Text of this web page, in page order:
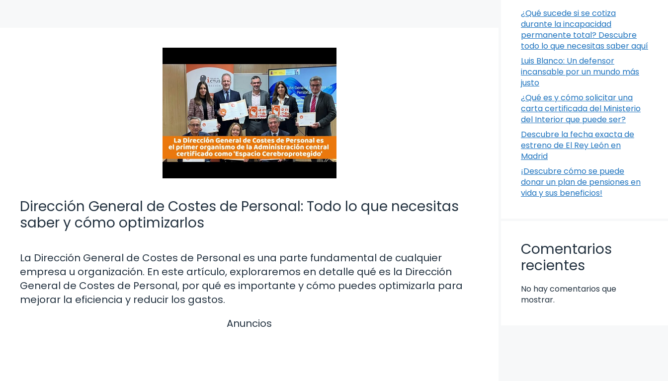
Dirección General de Costes de Personal: Todo lo que necesitas
saber y cómo optimizarlos
La Dirección General de Costes de Personal es una parte fundamental de cualquier
empresa u organización. En este artículo, exploraremos en detalle qué es la Dirección
General de Costes de Personal, por qué es importante y cómo puedes optimizarla para
mejorar la eficiencia y reducir los gastos.
Anuncios
¿Qué sucede si se cotiza
durante la incapacidad
permanente total? Descubre
todo lo que necesitas saber aquí
Luis Blanco: Un defensor
incansable por un mundo más
justo
¿Qué es y cómo solicitar una
carta certificada del Ministerio
del Interior que puede ser?
Descubre la fecha exacta de
estreno de El Rey León en
Madrid
¡Descubre cómo se puede
donar un plan de pensiones en
vida y sus beneficios!
Comentarios
recientes
No hay comentarios que
mostrar.